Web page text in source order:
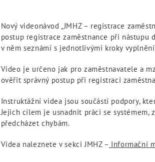
Nový videonávod „JMHZ – registrace
postup registrace zaměstnance při nástupu
v něm seznámí s jednotlivými kroky
Video je určeno jak pro zaměstnavatele a
ověřit správný postup při registraci
Instruktážní videa jsou součástí podpory,
Jejich cílem je usnadnit práci se
předcházet chybám.
Videa naleznete v sekci JMHZ – Informační